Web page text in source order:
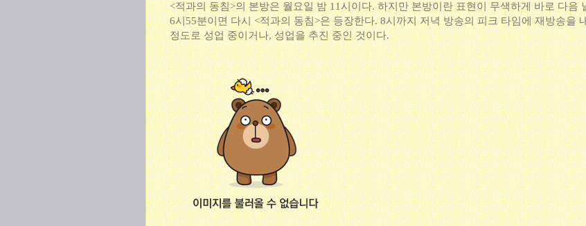
<적과의 동침>의 본방은 월요일 밤 11시이다. 하지만 본방이란 표현이 무색하게 바로 다음
6시55분이면 다시 <적과의 동침>은 등장한다. 8시까지 저녁 방송의 피크 타임에 재방송을
정도로 성업 중이거나, 성업을 추진 중인 것이다.